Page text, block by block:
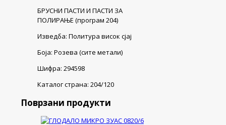
БРУСНИ ПАСТИ И ПАСТИ ЗА
ПОЛИРАЊЕ (програм 204)
Изведба: Политура висок сјај
Боја: Розева (сите метали)
Шифра: 294598
Каталог страна: 204/120
Поврзани продукти